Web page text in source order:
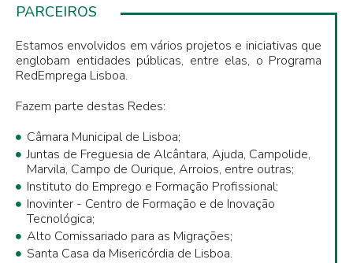
PARCEIROS
Estamos envolvidos em vários projetos e iniciativas que
englobam entidades públicas, entre elas, o Programa
RedEmprega Lisboa.
Fazem parte destas Redes:
Câmara Municipal de Lisboa;
Juntas de Freguesia de Alcântara, Ajuda, Campolide,
Marvila, Campo de Ourique, Arroios, entre outras;
Instituto do Emprego e Formação Profissional;
Inovinter - Centro de Formação e de Inovação
Tecnológica;
Alto Comissariado para as Migrações;
Santa Casa da Misericórdia de Lisboa.